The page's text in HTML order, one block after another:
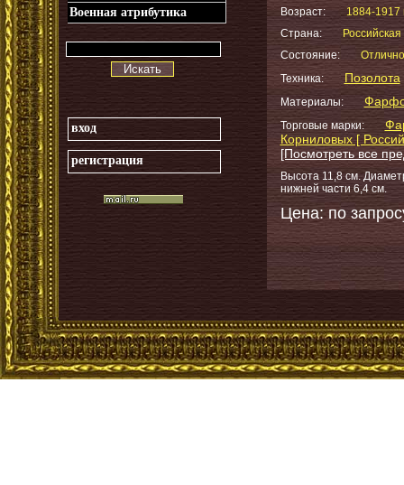
Возраст:
1884-1917
Страна:
Состояние:
Техника:
Позолота
Материалы:
Торговые марки:
Корниловых [
[Посмотреть все
Высота 11,8 см.
нижней части 6,4 см.
Цена: по
Военная атрибутика
Искать
вход
регистрация